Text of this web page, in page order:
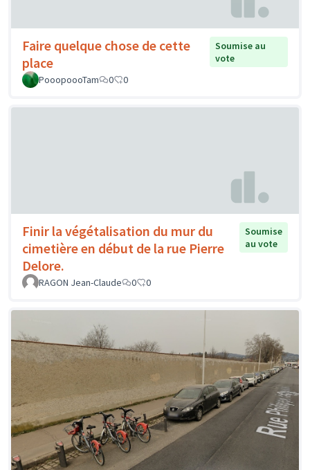
Faire quelque chose de cette
place
Soumise au
vote
PooopoooTam
0 0
Finir la végétalisation du mur du
cimetière en début de la rue Pierre
Delore.
Soumise
au vote
RAGON Jean-Claude 0 0